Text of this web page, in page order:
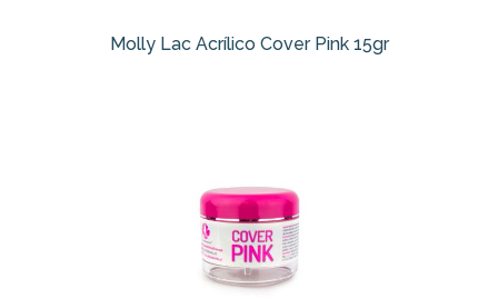
Molly Lac Acrílico Cover Pink 15gr